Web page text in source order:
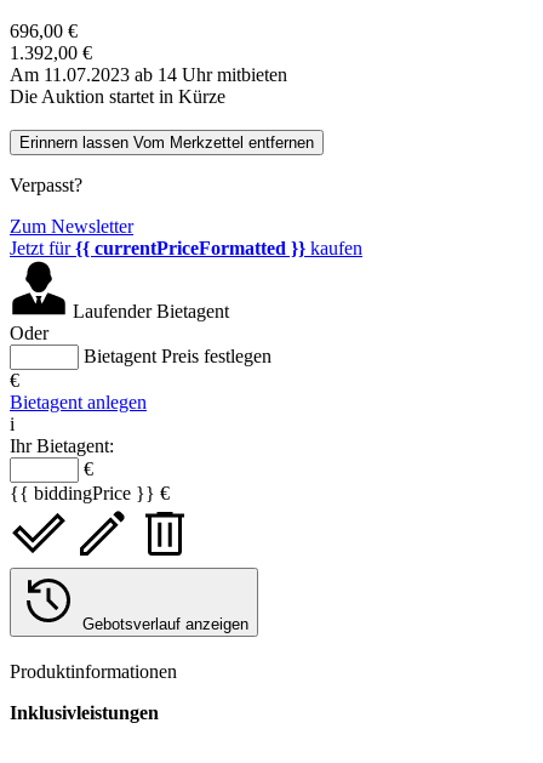
696,00 €
1.392,00 €
Am 11.07.2023 ab 14 Uhr mitbieten
Die Auktion startet in Kürze
Erinnern lassen Vom Merkzettel entfernen
Verpasst?
Zum Newsletter
Jetzt für{{ currentPriceFormatted }} kaufen
Laufender Bietagent
Oder
Bietagent Preis festlegen
€
Bietagent anlegen
i
Ihr Bietagent:
€
{{ biddingPrice }} €
Gebotsverlauf anzeigen
Produktinformationen
Inklusivleistungen